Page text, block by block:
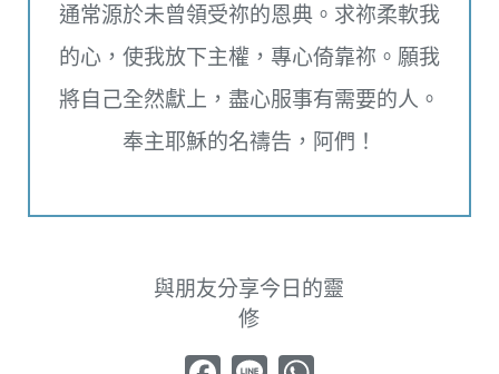
通常源於未曾領受祢的恩典。求祢柔軟我
的心，使我放下主權，專心倚靠祢。願我
將自己全然獻上，盡心服事有需要的人。
奉主耶穌的名禱告，阿們！
與朋友分享今日的靈
修
Facebook
Line WhatsApp